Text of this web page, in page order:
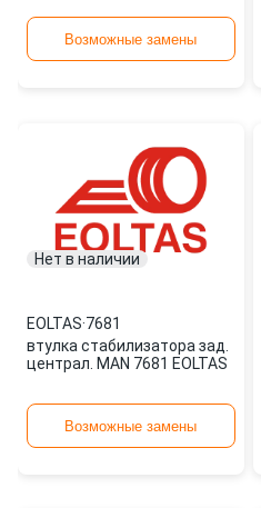
Возможные замены
Нет в наличии
EOLTAS·7681
втулка стабилизатора зад.
централ. MAN 7681 EOLTAS
Возможные замены